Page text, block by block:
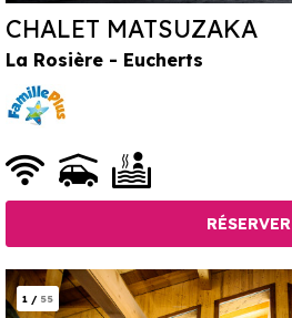
CHALET MATSUZAKA
La Rosière - Eucherts
RÉSERVER
1 / 55